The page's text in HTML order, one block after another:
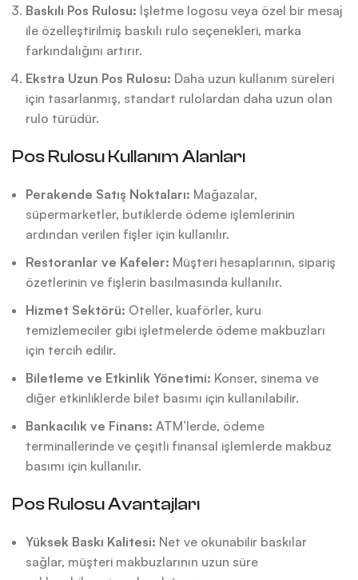
Baskılı Pos Rulosu: İşletme logosu veya özel bir mesaj
ile özelleştirilmiş baskılı rulo seçenekleri, marka
farkındalığını artırır.
Ekstra Uzun Pos Rulosu: Daha uzun kullanım süreleri
için tasarlanmış, standart rulolardan daha uzun olan
rulo türüdür.
Pos Rulosu Kullanım Alanları
Perakende Satış Noktaları: Mağazalar,
süpermarketler, butiklerde ödeme işlemlerinin
ardından verilen fişler için kullanılır.
Restoranlar ve Kafeler: Müşteri hesaplarının, sipariş
özetlerinin ve fişlerin basılmasında kullanılır.
Hizmet Sektörü: Oteller, kuaförler, kuru
temizlemeciler gibi işletmelerde ödeme makbuzları
için tercih edilir.
Biletleme ve Etkinlik Yönetimi: Konser, sinema ve
diğer etkinliklerde bilet basımı için kullanılabilir.
Bankacılık ve Finans: ATM’lerde, ödeme
terminallerinde ve çeşitli finansal işlemlerde makbuz
basımı için kullanılır.
Pos Rulosu Avantajları
Yüksek Baskı Kalitesi: Net ve okunabilir baskılar
sağlar, müşteri makbuzlarının uzun süre